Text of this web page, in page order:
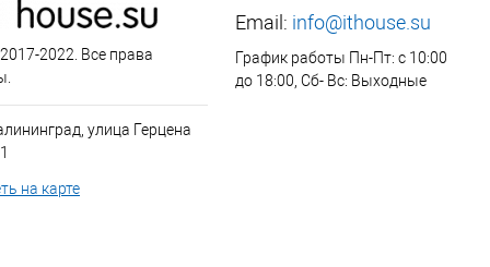
2022. Все права
улица Герцена
на карте
Email: info@ithouse.su
График работы Пн-Пт: с 10:00
до 18:00, Сб- Вс: Выходные